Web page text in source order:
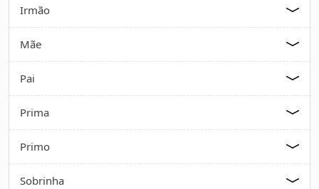
Irmão
Mãe
Pai
Prima
Primo
Sobrinha